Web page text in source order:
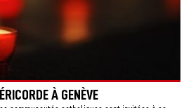
À GENÈVE